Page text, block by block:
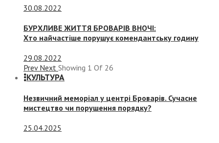
30.08.2022
БУРХЛИВЕ ЖИТТЯ БРОВАРІВ ВНОЧІ:
Хто найчастіше порушує комендантську годину
29.08.2022
Prev Next Showing 1 Of 26
КУЛЬТУРА
Незвичний меморіал у центрі Броварів. Сучасне
мистецтво чи порушення порядку?
25.04.2025